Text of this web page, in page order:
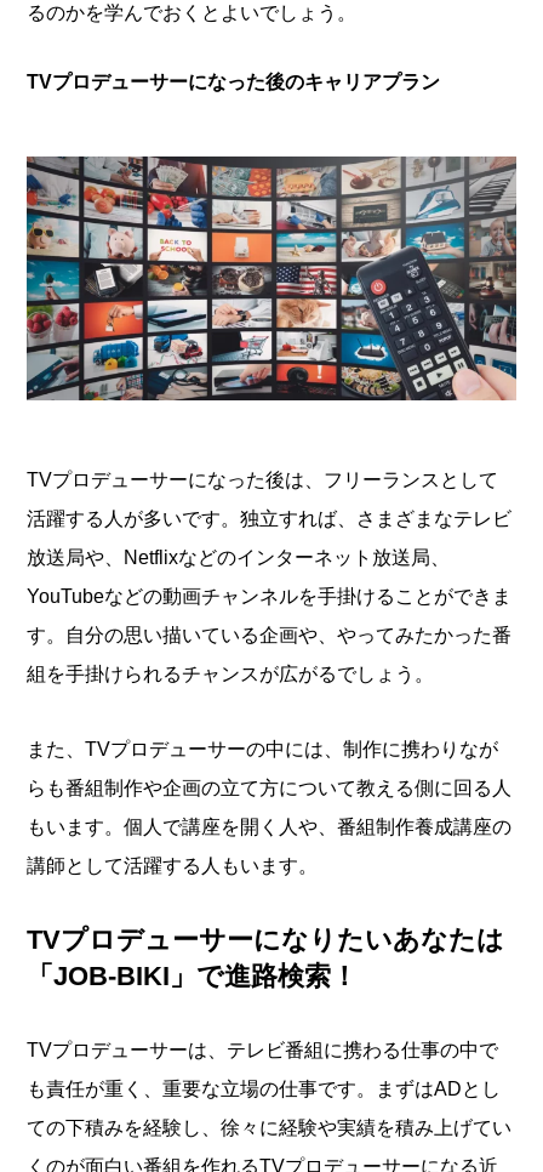
るのかを学んでおくとよいでしょう。
TVプロデューサーになった後のキャリアプラン
TVプロデューサーになった後は、フリーランスとして
活躍する人が多いです。独立すれば、さまざまなテレビ
放送局や、Netflixなどのインターネット放送局、
YouTubeなどの動画チャンネルを手掛けることができま
す。自分の思い描いている企画や、やってみたかった番
組を手掛けられるチャンスが広がるでしょう。
また、TVプロデューサーの中には、制作に携わりなが
らも番組制作や企画の立て方について教える側に回る人
もいます。個人で講座を開く人や、番組制作養成講座の
講師として活躍する人もいます。
TVプロデューサーになりたいあなたは
「JOB-BIKI」で進路検索！
TVプロデューサーは、テレビ番組に携わる仕事の中で
も責任が重く、重要な立場の仕事です。まずはADとし
ての下積みを経験し、徐々に経験や実績を積み上げてい
くのが面白い番組を作れるTVプロデューサーになる近